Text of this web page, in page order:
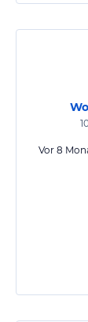
Vor 8